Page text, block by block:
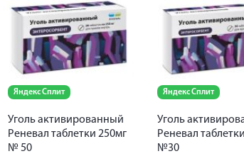
Яндекс Сплит
Уголь активированный
Реневал таблетки 250мг
№ 50
Яндекс Сплит
Уголь
Реневал
№30